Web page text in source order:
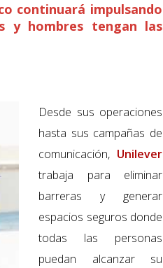
continuará impulsando
y hombres tengan las
Desde sus operaciones
hasta sus campañas de
comunicación, Unilever
trabaja para eliminar
barreras y generar
espacios seguros donde
todas las personas
puedan alcanzar su